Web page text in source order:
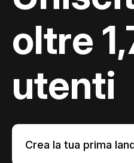
oltre
utenti
Crea la tua prima